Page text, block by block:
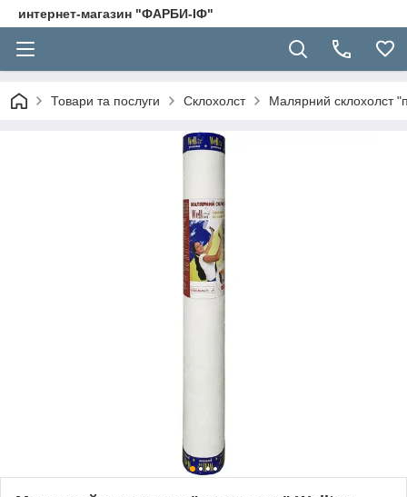
интернет-магазин "ФАРБИ-ІФ"
Товари та послуги Склохолст Малярний склохолст